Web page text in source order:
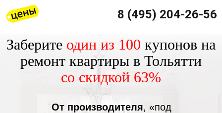
8 (495) 204-26-56
Заберите один из 100 купонов на
ремонт квартиры в Тольятти
со скидкой 63%
От производителя, «под